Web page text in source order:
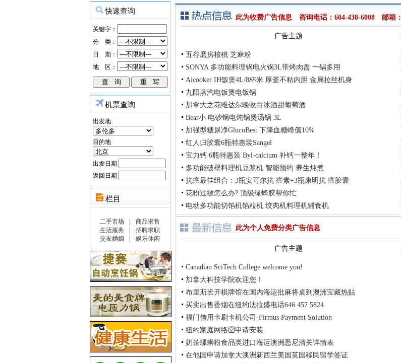
机票查询
出发地
目的地
出发日期
返回日期
此为收费广告信息 咨询电话：604-438-6008 邮箱：
广告主题
五谷磨房核桃 芝麻粉
SONYA 多功能料理锅电火锅3L带烤肉盘 一锅多用
Aicooker IH饭煲4L/8杯米 厚釜不粘内胆 金属拉丝机身
九阳蒸汽电饭煲电饭锅
加拿大之花维达尔晚收白冰酒甜葡萄酒
Bear小 电砂锅电炖锅煲汤锅 3L
加强型糖尿净GlucoBest 下降血糖峰值10%
红人归胶囊6瓶特惠装Sangel
宝力钙 6瓶特惠装 Byl-calcium 补钙一整年！
多功能破壁料理机豆浆机 智能预约 养生炖煮
抗癌最佳组合：3瓶安可尔抗 癌素+3瓶康明抗 癌胶囊
花粉过敏怎么办? 顶级绿蜂胶帮你忙
电动多功能切馅机馅粒机 绞肉机料理机辅食机
此为个人免费分类广告信息
广告主题
Canadian SciTech College welcome you!
加拿大科技学院欢迎您！
布里斯班开棋牌馆在国内海运批麻将桌到澳洲宝藏热贴
买卖出售香烟在纽约法拉盛电话646 457 5824
福门信用卡刷卡机公司-Firmus Payment Solution
纽约家庭网络🛜申请安装
奶茶螺蛳粉食品类进口海运澳洲悉尼清关详情表
在他国申请加拿大澳洲新西兰美国英国移民留学签证